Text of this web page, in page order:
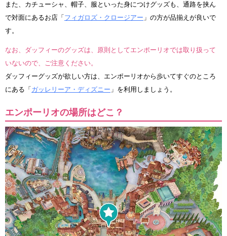
また、カチューシャ、帽子、服といった身につけグッズも、通路を挟ん
で対面にあるお店「 フィガロズ・クロージアー 」の方が品揃えが良いで
す。
なお、ダッフィーのグッズは、原則としてエンポーリオでは取り扱って
いないので、ご注意ください。
ダッフィーグッズが欲しい方は、エンポーリオから歩いてすぐのところ
にある「 ガッレリーア・ディズニー 」を利用しましょう。
エンポーリオの場所はどこ？